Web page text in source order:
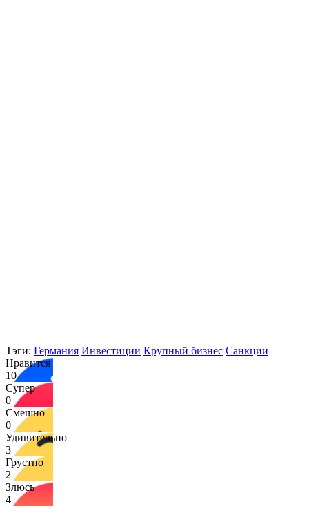
Тэги: Германия Инвестиции Крупный бизнес Санкции
Нравится
10
Супер
0
Смешно
0
Удивительно
3
Грустно
2
Злюсь
4